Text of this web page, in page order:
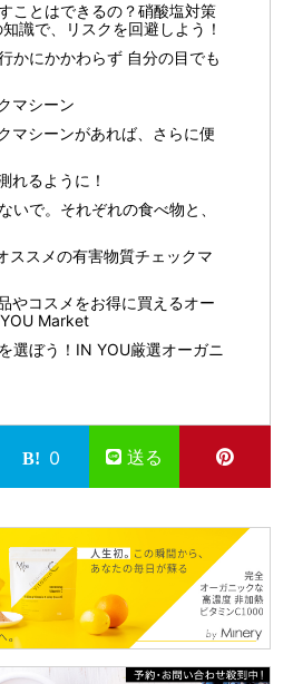
ことはできるの？硝酸塩対策
識で、リスクを回避しよう！
かにかかわらず 自分の目でも
マシーン
マシーンがあれば、さらに便
れるように！
いで。それぞれの食べ物と、
スメの有害物質チェックマ
やコスメをお得に買えるオー
Market
選ぼう！IN YOU厳選オーガニ
0 送る